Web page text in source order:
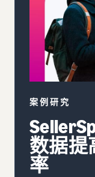
案例研究
数据提
率